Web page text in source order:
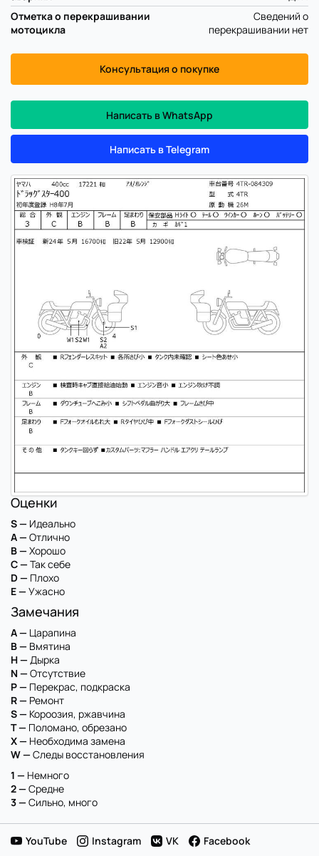
Отметка о перекрашивании
мотоцикла
Сведений о
перекрашивании нет
Консультация о покупке
Написать в WhatsApp
Написать в Telegram
Оценки
S — Идеально
A — Отлично
B — Хорошо
C — Так себе
D — Плохо
E — Ужасно
Замечания
A — Царапина
B — Вмятина
H — Дырка
N — Отсутствие
P — Перекрас, подкраска
R — Ремонт
S — Короозия, ржавчина
T — Поломано, обрезано
X — Необходима замена
W — Следы восстановления
1 — Немного
2 — Средне
3 — Сильно, много
YouTube Instagram VK Facebook